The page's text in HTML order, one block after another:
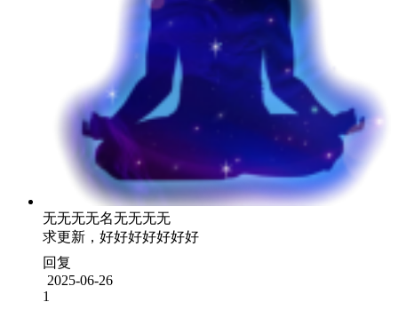
无无无无名无无无无
求更新，好好好好好好好
回复
2025-06-26
1